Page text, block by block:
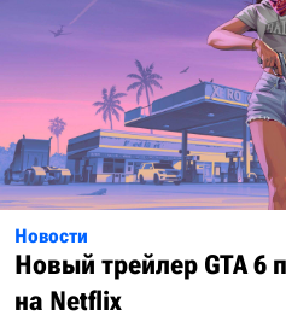
Новости
Новый трейлер GTA 6
на Netflix